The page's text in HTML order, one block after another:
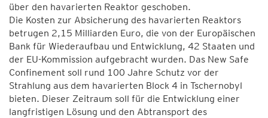
über den havarierten Reaktor geschoben.
Die Kosten zur Absicherung des havarierten Reaktors
betrugen 2,15 Milliarden Euro, die von der Europäischen
Bank für Wiederaufbau und Entwicklung, 42 Staaten und
der EU-Kommission aufgebracht wurden. Das New Safe
Confinement soll rund 100 Jahre Schutz vor der
Strahlung aus dem havarierten Block 4 in Tschernobyl
bieten. Dieser Zeitraum soll für die Entwicklung einer
langfristigen Lösung und den Abtransport des